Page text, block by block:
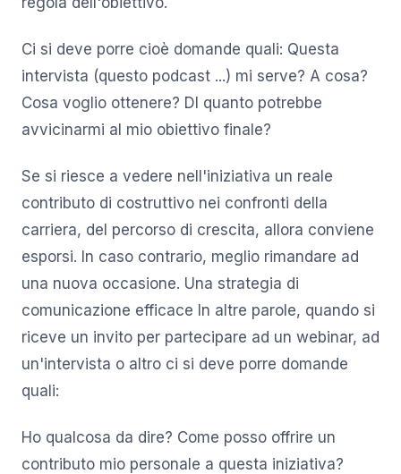
Ci si deve porre cioè domande quali: Questa
intervista (questo podcast ...) mi serve? A cosa?
Cosa voglio ottenere? DI quanto potrebbe
avvicinarmi al mio obiettivo finale?
Se si riesce a vedere nell'iniziativa un reale
contributo di costruttivo nei confronti della
carriera, del percorso di crescita, allora conviene
esporsi. In caso contrario, meglio rimandare ad
una nuova occasione. Una strategia di
comunicazione efficace In altre parole, quando si
riceve un invito per partecipare ad un webinar, ad
un'intervista o altro ci si deve porre domande
quali:
Ho qualcosa da dire? Come posso offrire un
contributo mio personale a questa iniziativa?